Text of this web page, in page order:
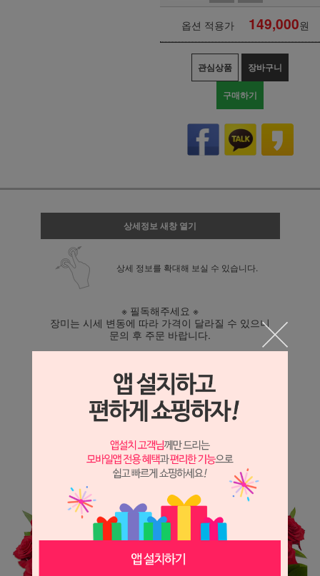
옵션 적용가 149,000원
관심상품 장바구니
구매하기
상세정보 새창 열기
상세 정보를 확대해 보실 수 있습니다.
※ 필독해주세요 ※
장미는 시세 변동에 따라 가격이 달라질 수 있으니
문의 후 주문 바랍니다.